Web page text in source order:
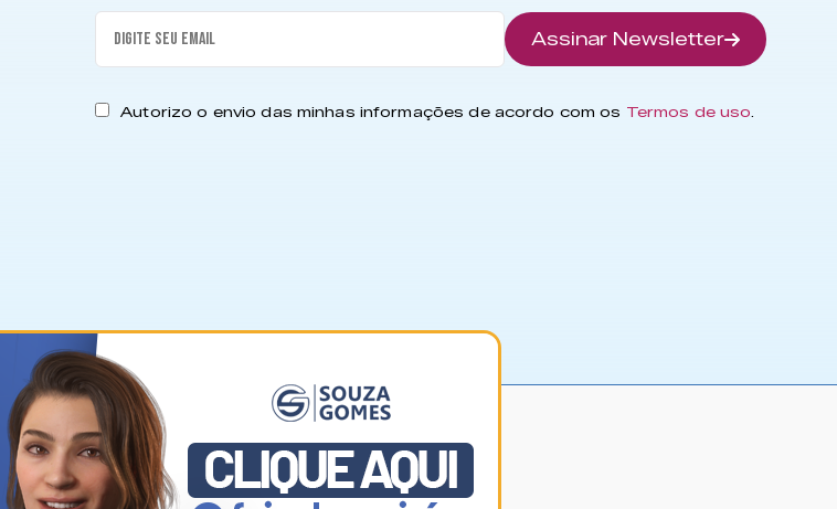
Assinar Newsletter
Autorizo o envio das minhas informações de acordo com os Termos de uso